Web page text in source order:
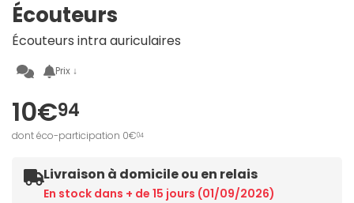
Écouteurs
Écouteurs intra auriculaires
Prix ↓
10€94
dont éco-participation 0€04
Livraison à domicile ou en relais
En stock dans + de 15 jours (01/09/2026)